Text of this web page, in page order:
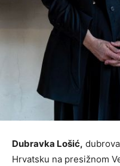
Dubravka Lošić,
Hrvatsku na presižnom